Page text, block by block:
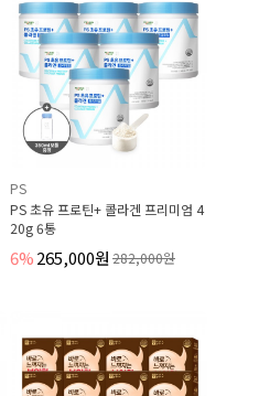
PS
PS 초유 프로틴+ 콜라겐 프리미엄 4
20g 6통
6%265,000원 282,000원